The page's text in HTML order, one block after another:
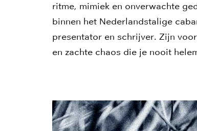
ritme, mimiek en onverwachte
binnen het Nederlandstalige
presentator en schrijver. Zijn
en zachte chaos die je nooit